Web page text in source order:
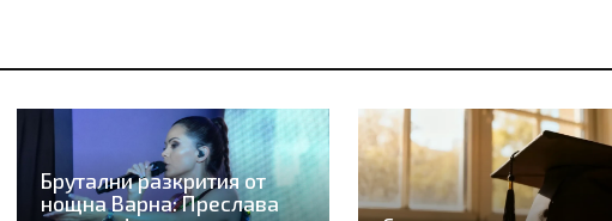
Брутални разкрития от
нощна Варна: Преслава